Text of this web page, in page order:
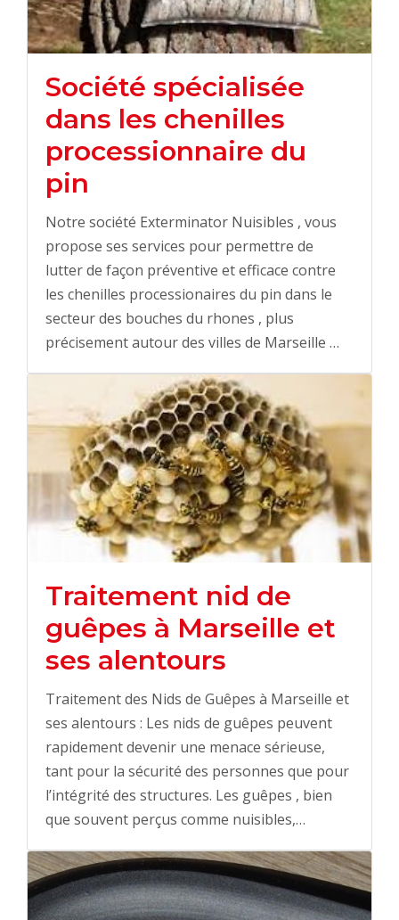
Société spécialisée
dans les chenilles
processionnaire du
pin
Notre société Exterminator Nuisibles , vous
propose ses services pour permettre de
lutter de façon préventive et efficace contre
les chenilles processionaires du pin dans le
secteur des bouches du rhones , plus
précisement autour des villes de Marseille …
Traitement nid de
guêpes à Marseille et
ses alentours
Traitement des Nids de Guêpes à Marseille et
ses alentours : Les nids de guêpes peuvent
rapidement devenir une menace sérieuse,
tant pour la sécurité des personnes que pour
l’intégrité des structures. Les guêpes , bien
que souvent perçus comme nuisibles,…